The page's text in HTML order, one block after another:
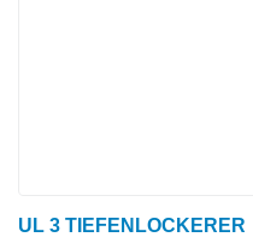
UL 3 TIEFENLOCKERER